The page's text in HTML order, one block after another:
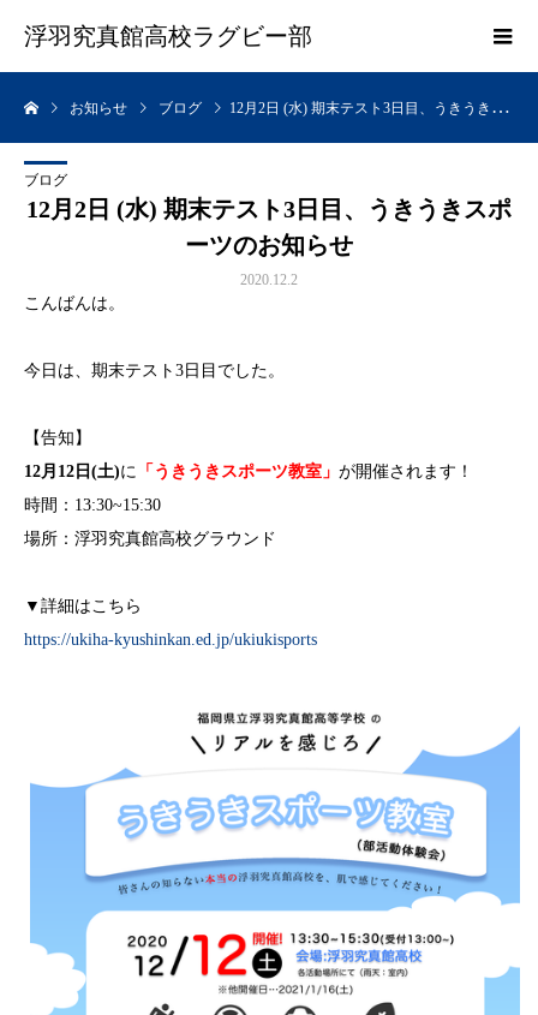
浮羽究真館高校ラグビー部
お知らせ ブログ 12月2日 (水) 期末テスト3日目、うきうきスポーツのお知らせ
ブログ
12月2日 (水) 期末テスト3日目、うきうきスポ
ーツのお知らせ
2020.12.2
こんばんは。
今日は、期末テスト3日目でした。
【告知】
12月12日(土)に 「うきうきスポーツ教室」 が開催されます！
時間：13:30~15:30
場所：浮羽究真館高校グラウンド
▼詳細はこちら
https://ukiha-kyushinkan.ed.jp/ukiukisports